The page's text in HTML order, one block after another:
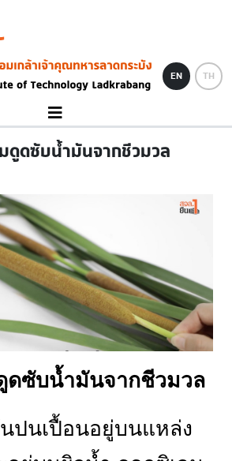
EN TH
ดูดซับน้ำมันจากชีวมวล
ดซับน้ำมันจากชีวมวล
ปนเปื้อนอยู่บนแหล่ง